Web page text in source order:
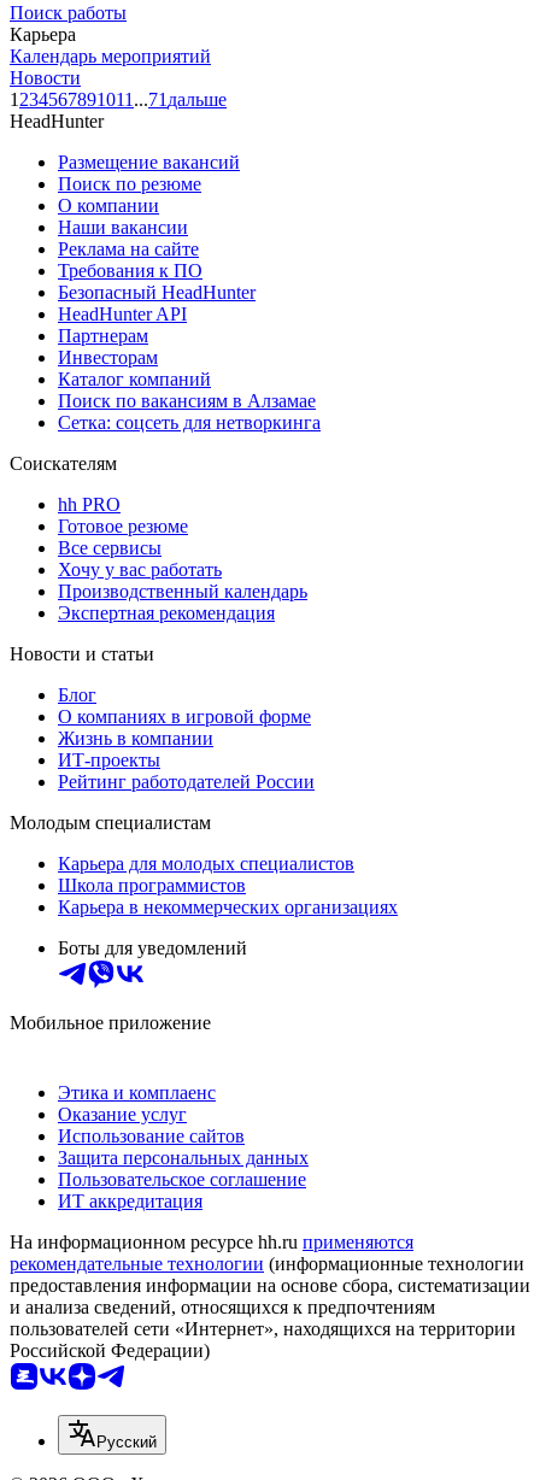
Поиск работы
Карьера
Календарь мероприятий
Новости
1 234567891011 ...71 дальше
HeadHunter
Размещение вакансий
Поиск по резюме
О компании
Наши вакансии
Реклама на сайте
Требования к ПО
Безопасный HeadHunter
HeadHunter API
Партнерам
Инвесторам
Каталог компаний
Поиск по вакансиям в Алзамае
Сетка: соцсеть для нетворкинга
Соискателям
hh PRO
Готовое резюме
Все сервисы
Хочу у вас работать
Производственный календарь
Экспертная рекомендация
Новости и статьи
Блог
О компаниях в игровой форме
Жизнь в компании
ИТ-проекты
Рейтинг работодателей России
Молодым специалистам
Карьера для молодых специалистов
Школа программистов
Карьера в некоммерческих организациях
Боты для уведомлений
Мобильное приложение
Этика и комплаенс
Оказание услуг
Использование сайтов
Защита персональных данных
Пользовательское соглашение
ИТ аккредитация
На информационном ресурсе hh.ru применяются
рекомендательные технологии (информационные технологии
предоставления информации на основе сбора, систематизации
и анализа сведений, относящихся к предпочтениям
пользователей сети «Интернет», находящихся на территории
Российской Федерации)
Русский